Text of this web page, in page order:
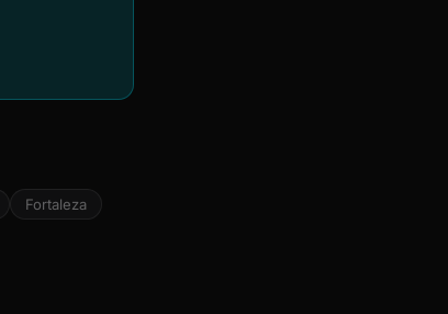
Fortaleza